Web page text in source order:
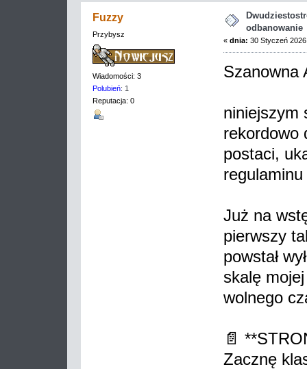
Fuzzy
Przybysz
Wiadomości: 3
Polubień: 1
Reputacja: 0
odbanowanie
« dnia: 30 Styczeń
Szanowna
niniejszym
rekordowo
postaci,
Już na
pierwszy
powstał
skalę
wolnego
📄
Zacznę